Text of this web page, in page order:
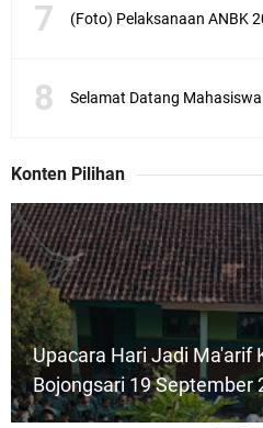
(Foto) Pelaksanaan ANBK
Konten Pilihan
Upacara Hari Jadi Ma'arif
Bojongsari 19 September